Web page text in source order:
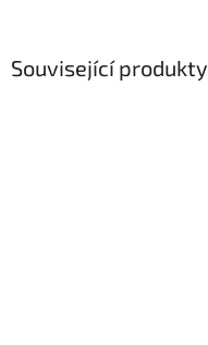
Související produkty